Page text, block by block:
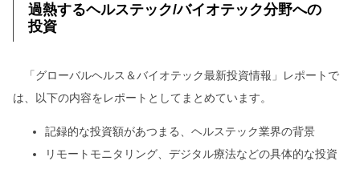
過熱するヘルステック/バイオテック分野への
投資
「グローバルヘルス＆バイオテック最新投資情報」レポートで
は、以下の内容をレポートとしてまとめています。
記録的な投資額があつまる、ヘルステック業界の背景
リモートモニタリング、デジタル療法などの具体的な投資